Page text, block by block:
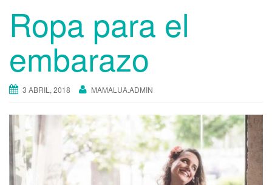
Ropa para el
embarazo
3 ABRIL, 2018 MAMALUA.ADMIN